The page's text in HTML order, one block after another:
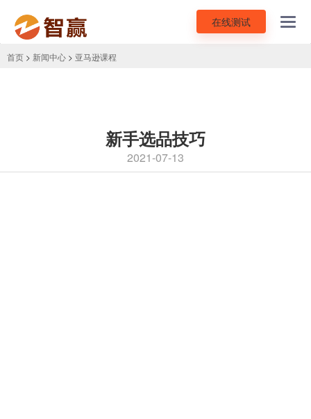
在线测试
首页 > 新闻中心 > 亚马逊课程
新手选品技巧
2021-07-13